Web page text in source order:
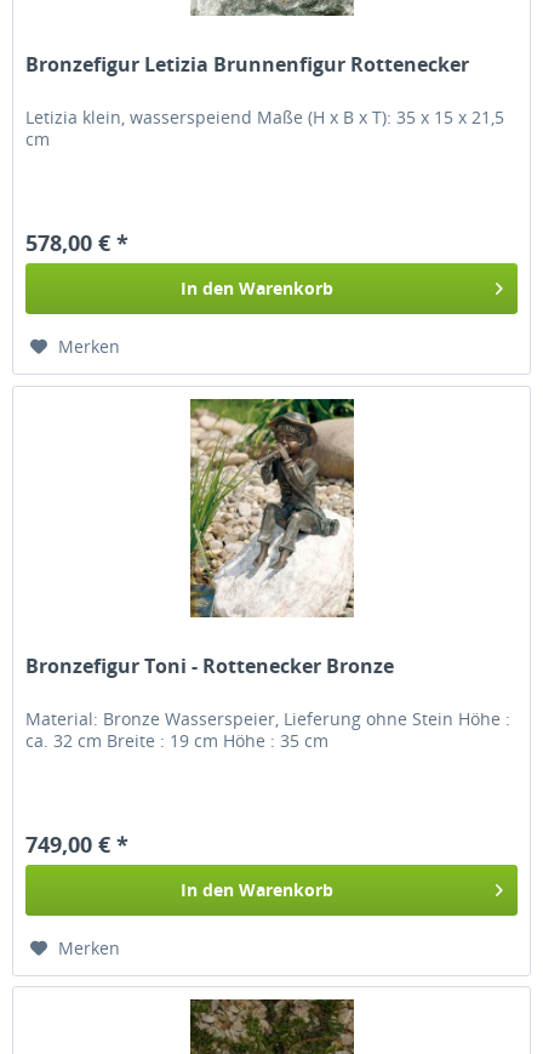
Bronzefigur Letizia Brunnenfigur Rottenecker
Letizia klein, wasserspeiend Maße (H x B x T): 35 x 15 x 21,5
cm
578,00 € *
In den Warenkorb
Merken
Bronzefigur Toni - Rottenecker Bronze
Material: Bronze Wasserspeier, Lieferung ohne Stein Höhe :
ca. 32 cm Breite : 19 cm Höhe : 35 cm
749,00 € *
In den Warenkorb
Merken